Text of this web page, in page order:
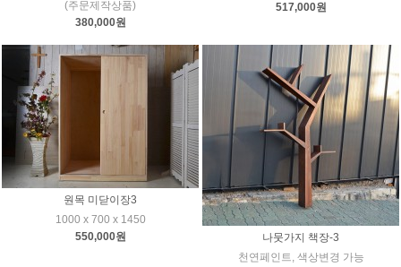
(주문제작상품)
380,000원
517,000원
원목 미닫이장3
1000 x 700 x 1450
550,000원
나뭇가지 책장-3
천연페인트, 색상변경 가능